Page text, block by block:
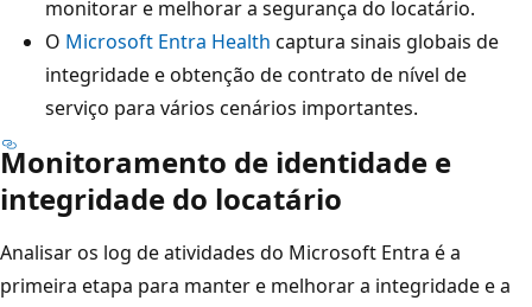
monitorar e melhorar a segurança do locatário.
O Microsoft Entra Health captura sinais globais de
integridade e obtenção de contrato de nível de
serviço para vários cenários importantes.
Monitoramento de identidade e
integridade do locatário
Analisar os log de atividades do Microsoft Entra é a
primeira etapa para manter e melhorar a integridade e a